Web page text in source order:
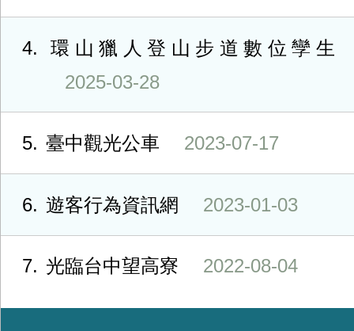
4
環山獵人登山步道數位孿生
2025-03-28
5 臺中觀光公車 2023-07-17
6 遊客行為資訊網 2023-01-03
7 光臨台中望高寮 2022-08-04